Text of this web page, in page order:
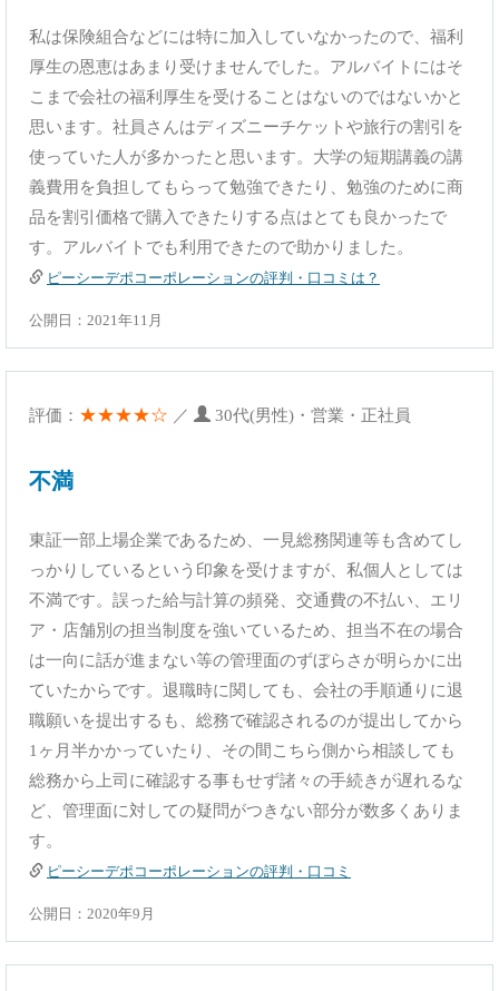
私は保険組合などには特に加入していなかったので、福利
厚生の恩恵はあまり受けませんでした。アルバイトにはそ
こまで会社の福利厚生を受けることはないのではないかと
思います。社員さんはディズニーチケットや旅行の割引を
使っていた人が多かったと思います。大学の短期講義の講
義費用を負担してもらって勉強できたり、勉強のために商
品を割引価格で購入できたりする点はとても良かったで
す。アルバイトでも利用できたので助かりました。
ピーシーデポコーポレーションの評判・口コミは？
公開日：2021年11月
評価： ★★★★☆ ／ 30代(男性)・営業・正社員
不満
東証一部上場企業であるため、一見総務関連等も含めてし
っかりしているという印象を受けますが、私個人としては
不満です。誤った給与計算の頻発、交通費の不払い、エリ
ア・店舗別の担当制度を強いているため、担当不在の場合
は一向に話が進まない等の管理面のずぼらさが明らかに出
ていたからです。退職時に関しても、会社の手順通りに退
職願いを提出するも、総務で確認されるのが提出してから
1ヶ月半かかっていたり、その間こちら側から相談しても
総務から上司に確認する事もせず諸々の手続きが遅れるな
ど、管理面に対しての疑問がつきない部分が数多くありま
す。
ピーシーデポコーポレーションの評判・口コミ
公開日：2020年9月